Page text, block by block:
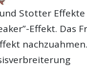
Stotter
Effekt. Das
nachzuahmen.